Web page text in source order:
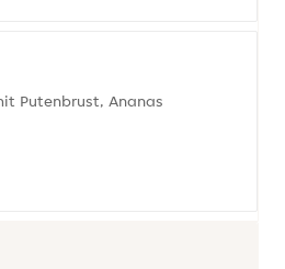
Putenbrust, Ananas